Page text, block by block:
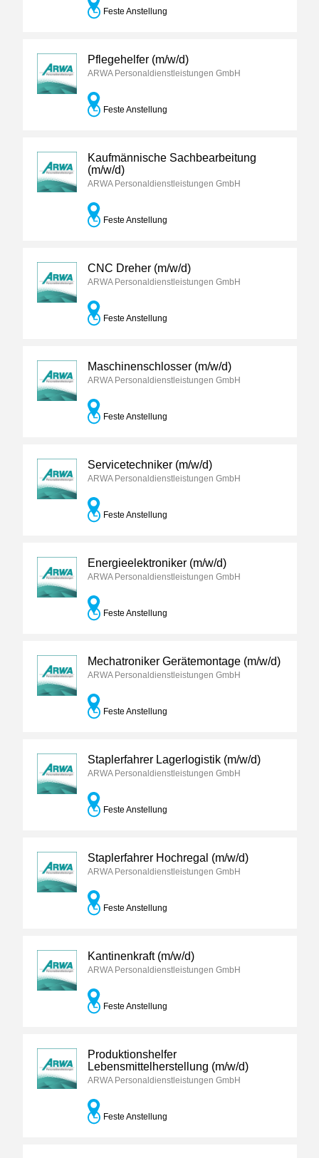
Feste Anstellung
Pflegehelfer (m/w/d)
ARWA Personaldienstleistungen GmbH
Feste Anstellung
Kaufmännische Sachbearbeitung
(m/w/d)
ARWA Personaldienstleistungen GmbH
Feste Anstellung
CNC Dreher (m/w/d)
ARWA Personaldienstleistungen GmbH
Feste Anstellung
Maschinenschlosser (m/w/d)
ARWA Personaldienstleistungen GmbH
Feste Anstellung
Servicetechniker (m/w/d)
ARWA Personaldienstleistungen GmbH
Feste Anstellung
Energieelektroniker (m/w/d)
ARWA Personaldienstleistungen GmbH
Feste Anstellung
Mechatroniker Gerätemontage (m/w/d)
ARWA Personaldienstleistungen GmbH
Feste Anstellung
Staplerfahrer Lagerlogistik (m/w/d)
ARWA Personaldienstleistungen GmbH
Feste Anstellung
Staplerfahrer Hochregal (m/w/d)
ARWA Personaldienstleistungen GmbH
Feste Anstellung
Kantinenkraft (m/w/d)
ARWA Personaldienstleistungen GmbH
Feste Anstellung
Produktionshelfer
Lebensmittelherstellung (m/w/d)
ARWA Personaldienstleistungen GmbH
Feste Anstellung